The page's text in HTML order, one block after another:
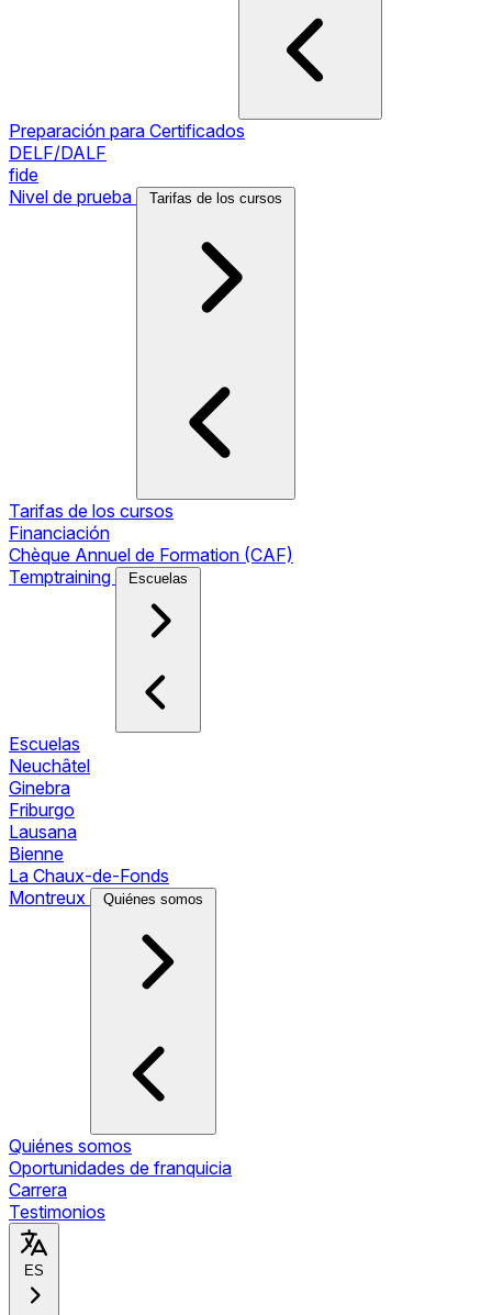
Preparación para Certificados
DELF/DALF
fide
Nivel de prueba
Tarifas de los cursos
Tarifas de los cursos
Financiación
Chèque Annuel de Formation (CAF)
Temptraining
Escuelas
Escuelas
Neuchâtel
Ginebra
Friburgo
Lausana
Bienne
La Chaux-de-Fonds
Montreux
Quiénes somos
Quiénes somos
Oportunidades de franquicia
Carrera
Testimonios
ES